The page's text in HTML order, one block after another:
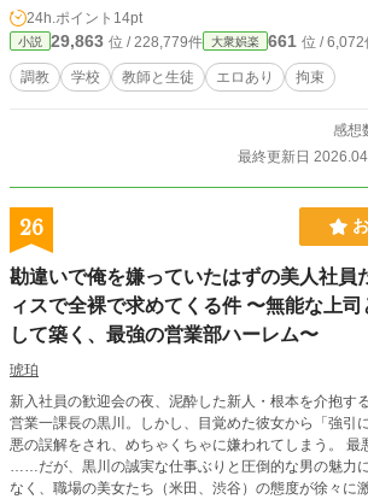
24h.ポイント 14pt
小説 29,863 位 / 228,779件 大衆娯楽 661 位 / 6,072
調教 学校 教師と生徒 エロあり 拘束
感想
最終更新日
26
勘違いで俺を嫌っていたはずの美人社員
ィスで全裸で求めてくる件 〜無能な上
して築く、最強の営業部ハーレム〜
琥珀
新入社員の歓迎会の夜、泥酔した新人・根本を介抱す
営業一課長の黒川。しかし、目覚めた彼女から「強引
悪の誤解をされ、めちゃくちゃに嫌われてしまう。 最悪のスタートだった。
……だが、黒川の誠実な仕事ぶりと圧倒的な男の魅力
なく、職場の美女たち（米田、渋谷）の態度が徐々に激変して